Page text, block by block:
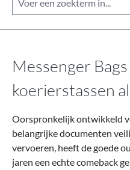
Messenger
koerierstassen
Oorspronkelijk ontwikkeld
belangrijke documenten
vervoeren, heeft de goede
jaren een echte comeback